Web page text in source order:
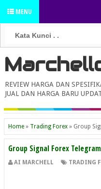
MENU
REVIEW HARGA DAN
JUAL DAN HARGA BARU
Home » Trading Forex » Group
Group Signal Forex
AI MARCHELL TRADING